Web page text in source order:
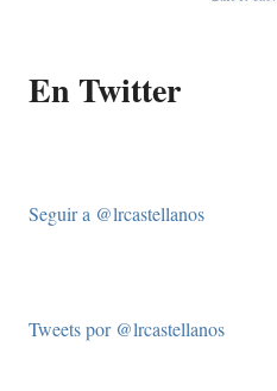
En Twitter
Seguir a @lrcastellanos
Tweets por @lrcastellanos